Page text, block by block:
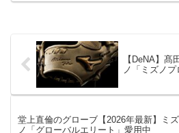
【DeNA】
ノ「ミズノプ
堂上直倫のグローブ【2026年最新】ミズ
ノ「グローバルエリート」愛用中